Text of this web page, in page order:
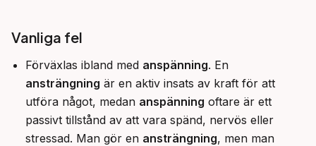
Vanliga fel
Förväxlas ibland med anspänning. En
ansträngning är en aktiv insats av kraft för att
utföra något, medan anspänning oftare är ett
passivt tillstånd av att vara spänd, nervös eller
stressad. Man gör en ansträngning, men man